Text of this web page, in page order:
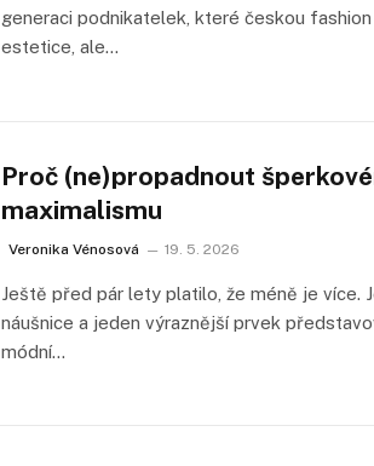
generaci podnikatelek, které českou
estetice, ale…
Proč (ne)propadnout
maximalismu
Veronika Vénosová 19. 5. 2026
Ještě před pár lety platilo, že méně je více.
náušnice a jeden výraznější prvek
módní…